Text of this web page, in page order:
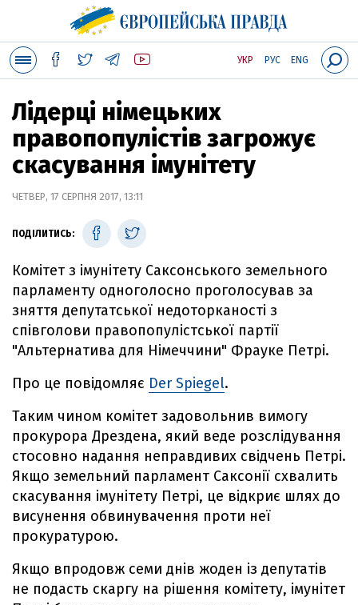
УКР РУС ENG
Лідерці німецьких
правопопулістів загрожує
скасування імунітету
ЧЕТВЕР, 17 СЕРПНЯ 2017, 13:11
ПОДІЛИТИСЬ:
Комітет з імунітету Саксонського земельного
парламенту одноголосно проголосував за
зняття депутатської недоторканості з
співголови правопопулістської партії
"Альтернатива для Німеччини" Фрауке Петрі.
Про це повідомляє Der Spiegel.
Таким чином комітет задовольнив вимогу
прокурора Дрездена, який веде розслідування
стосовно надання неправдивих свідчень Петрі.
Якщо земельний парламент Саксонії схвалить
скасування імунітету Петрі, це відкриє шлях до
висунення обвинувачення проти неї
прокуратурою.
Якщо впродовж семи днів жоден із депутатів
не подасть скаргу на рішення комітету, імунітет